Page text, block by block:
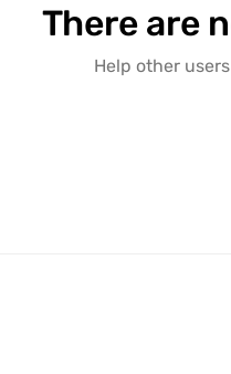
There are
Help other